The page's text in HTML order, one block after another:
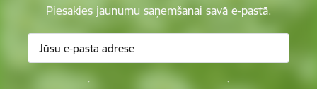
Piesakies jaunumu saņemšanai savā e-pastā.